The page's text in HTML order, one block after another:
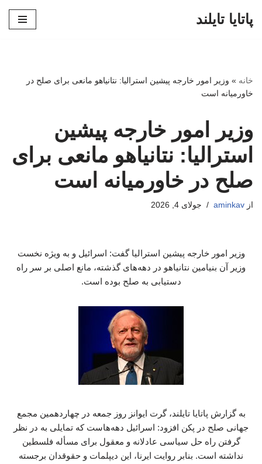
پاتایا تایلند
خانه » وزیر امور خارجه پیشین استرالیا: نتانیاهو مانعی برای صلح در
خاورمیانه است
وزیر امور خارجه پیشین
استرالیا: نتانیاهو مانعی برای
صلح در خاورمیانه است
از aminkav جولای 4, 2026
وزیر امور خارجه پیشین استرالیا گفت: اسرائیل و به ویژه نخست
وزیر آن بنیامین نتانیاهو در دهه‌های گذشته، مانع اصلی بر سر راه
دستیابی به صلح بوده است.
به گزارش پاتایا تایلند، گرت ایوانز روز جمعه در چهاردهمین مجمع
جهانی صلح در پکن افزود: اسرائیل دهه‌هاست که تمایلی به در نظر
گرفتن راه حل سیاسی عادلانه و معقول برای مسأله فلسطین
نداشته است. بنابر روایت ایرنا، این دیپلمات و حقوقدان برجسته